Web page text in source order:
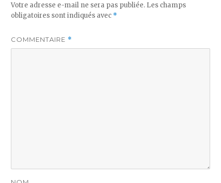
Votre adresse e-mail ne sera pas publiée. Les champs
obligatoires sont indiqués avec *
COMMENTAIRE *